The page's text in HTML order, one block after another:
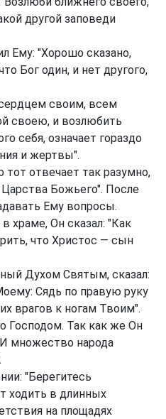
другой заповеди
Ему: "Хорошо сказано,
Бог один, и нет другого,
своим, всем
своею, и возлюбить
себя, означает гораздо
и жертвы".
отвечает так разумно,
Божьего". После
Ему вопросы.
храме, Он сказал: "Как
что Христос — сын
Духом Святым, сказал:
Сядь по правую руку
врагов к ногам Твоим".
Господом. Так как же Он
множество народа
"Берегитесь
ходить в длинных
на площадях